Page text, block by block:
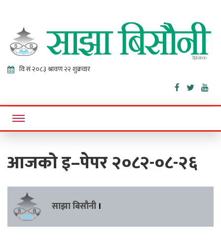
Sajha
Bisaunee
Online News Portal
आजको इ–पेपर २०८२-०८-२६
साझा बिसौनी ।